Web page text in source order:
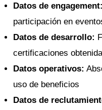
Datos de engagement:
participación en
Datos de desarrollo:
certificaciones
Datos operativos:
uso de beneficios
Datos de